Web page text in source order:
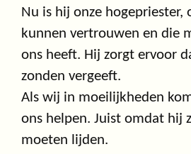
Nu is hij onze hogepriester,
kunnen vertrouwen en die
ons heeft. Hij zorgt ervoor
zonden vergeeft.
Als wij in moeilijkheden
ons helpen. Juist omdat hij
moeten lijden.